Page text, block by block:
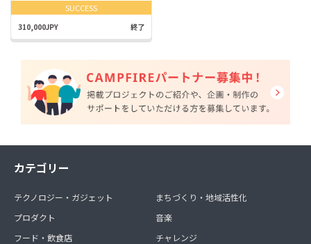
SUCCESS
310,000JPY 終了
カテゴリー
テクノロジー・ガジェット
プロダクト
フード・飲食店
まちづくり・地域活性化
音楽
チャレンジ